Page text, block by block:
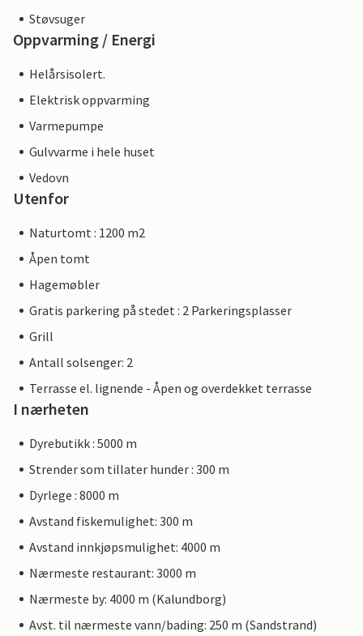
Støvsuger
Oppvarming / Energi
Helårsisolert.
Elektrisk oppvarming
Varmepumpe
Gulvvarme i hele huset
Vedovn
Utenfor
Naturtomt : 1200 m2
Åpen tomt
Hagemøbler
Gratis parkering på stedet : 2 Parkeringsplasser
Grill
Antall solsenger: 2
Terrasse el. lignende - Åpen og overdekket terrasse
I nærheten
Dyrebutikk : 5000 m
Strender som tillater hunder : 300 m
Dyrlege : 8000 m
Avstand fiskemulighet: 300 m
Avstand innkjøpsmulighet: 4000 m
Nærmeste restaurant: 3000 m
Nærmeste by: 4000 m (Kalundborg)
Avst. til nærmeste vann/bading: 250 m (Sandstrand)